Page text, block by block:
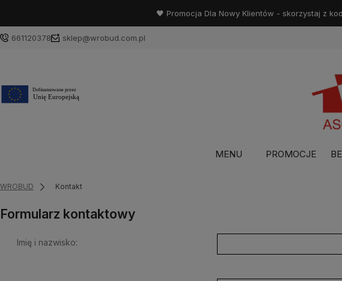
🖤 Promocja Dla Nowy Klientów - skorzystaj z
661120378 sklep@wrobud.com.pl
MENU PROMOCJE
WROBUD Kontakt
Formularz kontaktowy
Imię i nazwisko: